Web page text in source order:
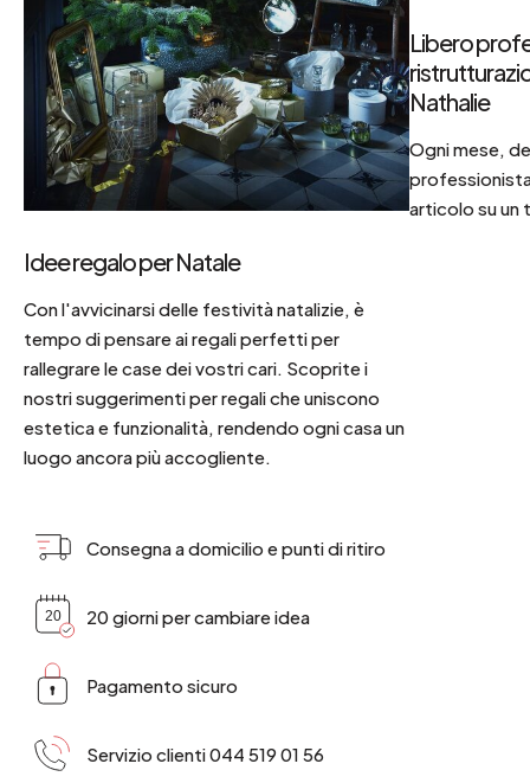
Idee regalo per Natale
Con l'avvicinarsi delle festività natalizie, è
tempo di pensare ai regali perfetti per
rallegrare le case dei vostri cari. Scoprite i
nostri suggerimenti per regali che uniscono
estetica e funzionalità, rendendo ogni casa un
luogo ancora più accogliente.
Libero
Nathalie
Ogni mese,
articolo su un
Consegna a domicilio e punti di ritiro
20 giorni per cambiare idea
Pagamento sicuro
Servizio clienti 044 519 01 56